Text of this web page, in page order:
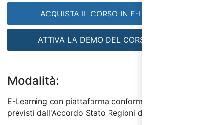
ACQUISTA IL CORSO IN E-LEARNING
ATTIVA LA DEMO DEL CORSO GRATIS
Modalità:
E-Learning con piattaforma conforme ai requisiti
previsti dall'Accordo Stato Regioni del 7/7/16.